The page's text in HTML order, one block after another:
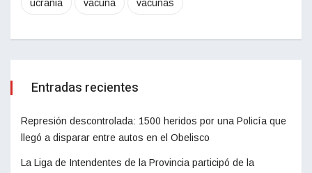
ucrania vacuna vacunas
Entradas recientes
Represión descontrolada: 1500 heridos por una Policía que
llegó a disparar entre autos en el Obelisco
La Liga de Intendentes de la Provincia participó de la